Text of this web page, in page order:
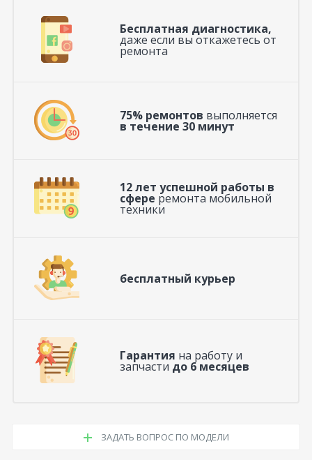
Бесплатная диагностика,
даже если вы откажетесь от
ремонта
75% ремонтов выполняется
в течение 30 минут
12 лет успешной работы в
сфере ремонта мобильной
техники
бесплатный курьер
Гарантия на работу и
запчасти до 6 месяцев
ЗАДАТЬ ВОПРОС ПО МОДЕЛИ